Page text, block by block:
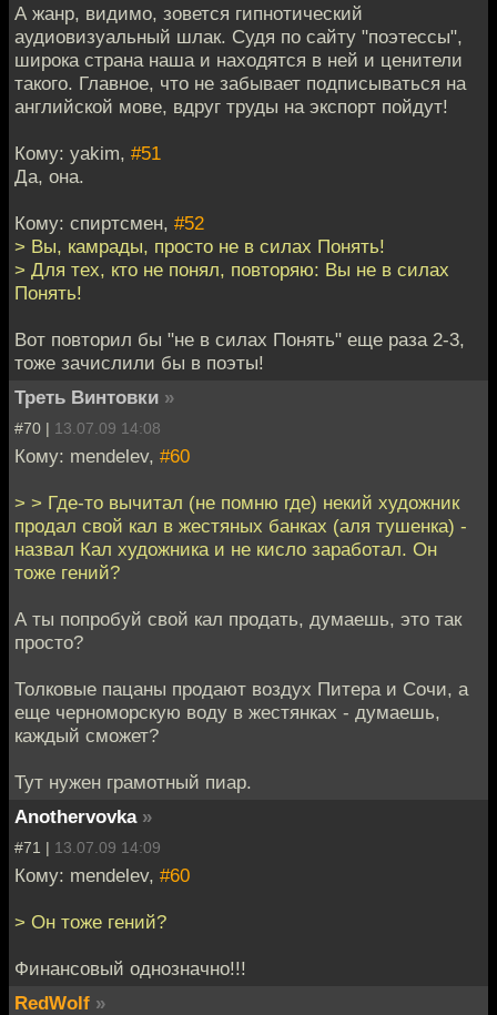
А жанр, видимо, зовется гипнотический
аудиовизуальный шлак. Судя по сайту "поэтессы",
широка страна наша и находятся в ней и ценители
такого. Главное, что не забывает подписываться на
английской мове, вдруг труды на экспорт пойдут!
Кому: yakim, #51
Да, она.
Кому: спиртсмен, #52
> Вы, камрады, просто не в силах Понять!
> Для тех, кто не понял, повторяю: Вы не в силах
Понять!
Вот повторил бы "не в силах Понять" еще раза 2-3,
тоже зачислили бы в поэты!
Треть Винтовки »
#70 | 13.07.09 14:08
Кому: mendelev, #60
> > Где-то вычитал (не помню где) некий художник
продал свой кал в жестяных банках (аля тушенка) -
назвал Кал художника и не кисло заработал. Он
тоже гений?
А ты попробуй свой кал продать, думаешь, это так
просто?
Толковые пацаны продают воздух Питера и Сочи, а
еще черноморскую воду в жестянках - думаешь,
каждый сможет?
Тут нужен грамотный пиар.
Anothervovka »
#71 | 13.07.09 14:09
Кому: mendelev, #60
> Он тоже гений?
Финансовый однозначно!!!
RedWolf »